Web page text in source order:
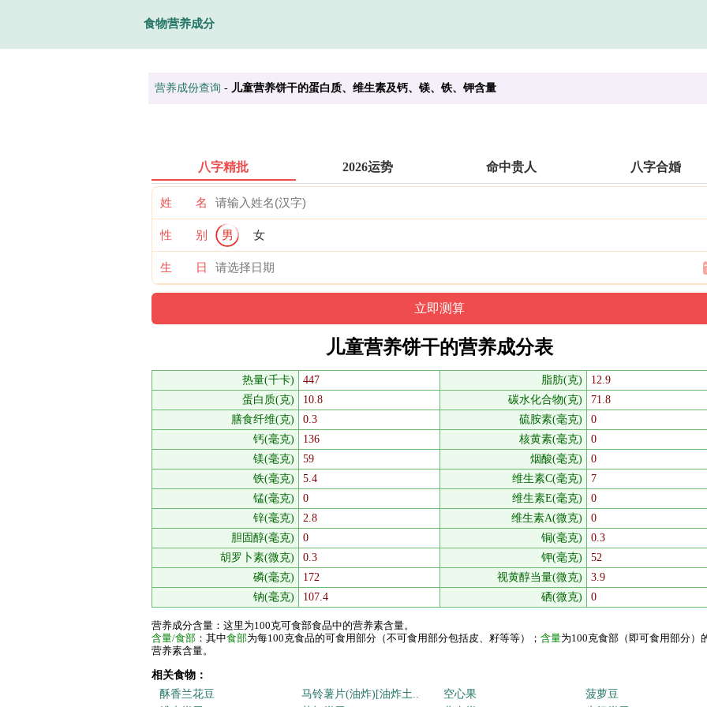
食物营养成分
营养成份查询 - 儿童营养饼干的蛋白质、维生素及钙、镁、铁、钾含量
八字精批 2026运势 命中贵人 八字合婚
姓 名
性 别 男 女
生 日
儿童营养饼干的营养成分表
热量(千卡) 447 脂肪(克)
12.9
蛋白质(克)
10.8 碳水化合物(克)
71.8
膳食纤维(克)
0.3 硫胺素(毫克)
0
钙(毫克)
136 核黄素(毫克)
0
镁(毫克)
59 烟酸(毫克)
0
铁(毫克)
5.4 维生素C(毫克)
7
锰(毫克)
0 维生素E(毫克)
0
锌(毫克)
2.8 维生素A(微克)
0
胆固醇(毫克)
0 铜(毫克)
0.3
胡罗卜素(微克)
0.3 钾(毫克)
52
磷(毫克)
172 视黄醇当量(微克)
3.9
钠(毫克)
107.4 硒(微克) 0
营养成分含量：这里为100克可食部食品中的营养素含量。
含量/食部 ：其中食部为每100克食品的可食用部分（不可食用部分包括皮、籽等等）； 含量为100克食部（即可食用部分）
营养素含量。
相关食物：
酥香兰花豆
马铃薯片(油炸)[油炸土.. 空心果
菠萝豆